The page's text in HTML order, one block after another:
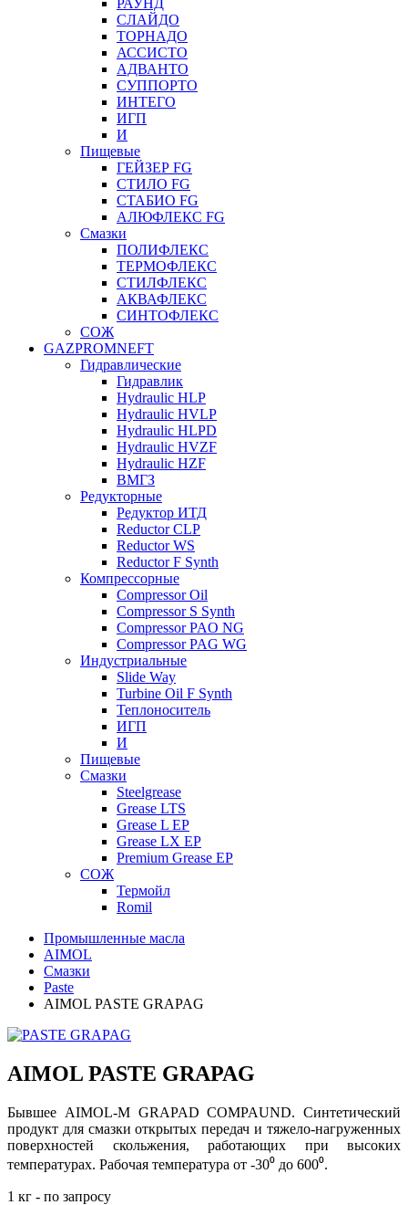
РАУНД
СЛАЙДО
ТОРНАДО
АССИСТО
АДВАНТО
СУППОРТО
ИНТЕГО
ИГП
И
Пищевые
ГЕЙЗЕР FG
СТИЛО FG
СТАБИО FG
АЛЮФЛЕКС FG
Смазки
ПОЛИФЛЕКС
ТЕРМОФЛЕКС
СТИЛФЛЕКС
АКВАФЛЕКС
СИНТОФЛЕКС
СОЖ
GAZPROMNEFT
Гидравлические
Гидравлик
Hydraulic HLP
Hydraulic HVLP
Hydraulic HLPD
Hydraulic HVZF
Hydraulic HZF
ВМГЗ
Редукторные
Редуктор ИТД
Reductor CLP
Reductor WS
Reductor F Synth
Компрессорные
Compressor Oil
Compressor S Synth
Compressor PAO NG
Compressor PAG WG
Индустриальные
Slide Way
Turbine Oil F Synth
Теплоноситель
ИГП
И
Пищевые
Смазки
Steelgrease
Grease LTS
Grease L EP
Grease LX EP
Premium Grease EP
СОЖ
Термойл
Romil
Промышленные масла
AIMOL
Смазки
Paste
AIMOL PASTE GRAPAG
AIMOL PASTE GRAPAG
Бывшее AIMOL-M GRAPAD COMPAUND. Синтетический
продукт для смазки открытых передач и тяжело-нагруженных
поверхностей скольжения, работающих при высоких
температурах. Рабочая температура от -30⁰ до 600⁰.
1 кг - по запросу